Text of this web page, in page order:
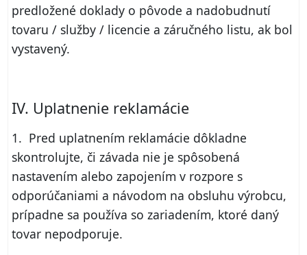
predložené doklady o pôvode a nadobudnutí
tovaru / služby / licencie a záručného listu, ak bol
vystavený.
IV. Uplatnenie reklamácie
1. Pred uplatnením reklamácie dôkladne
skontrolujte, či závada nie je spôsobená
nastavením alebo zapojením v rozpore s
odporúčaniami a návodom na obsluhu výrobcu,
prípadne sa používa so zariadením, ktoré daný
tovar nepodporuje.